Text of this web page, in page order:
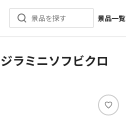
景品を探す
景品一覧
新着景品
ラミニソフビクロ
い